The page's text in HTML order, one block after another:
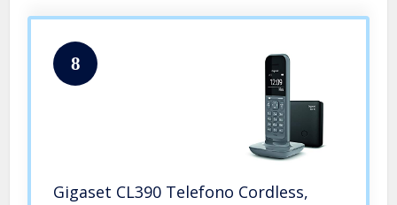
8
Gigaset CL390 Telefono Cordless,